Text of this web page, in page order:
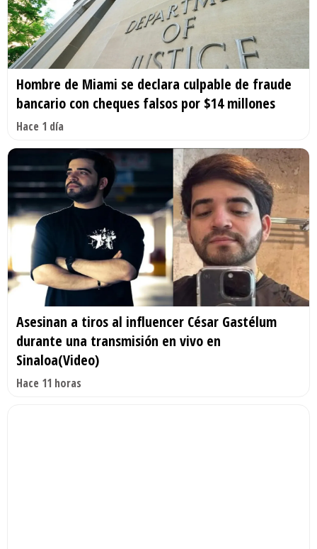
Hombre de Miami se declara culpable de fraude
bancario con cheques falsos por $14 millones
Hace 1 día
Asesinan a tiros al influencer César Gastélum
durante una transmisión en vivo en
Sinaloa(Video)
Hace 11 horas